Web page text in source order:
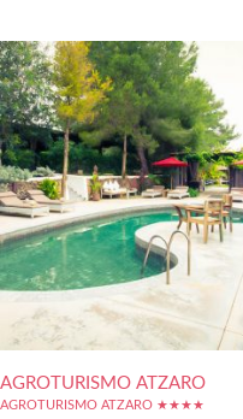
AGROTURISMO ATZARO
AGROTURISMO ATZARO ★★★★